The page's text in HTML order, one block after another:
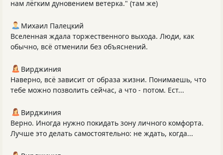
нам лёгким дуновением ветерка." (там же)
Михаил Палецкий
Вселенная ждала торжественного выхода. Люди, как
обычно, всё отменили без объяснений.
Вирджиния
Наверно, всё зависит от образа жизни. Понимаешь, что
тебе можно позволить сейчас, а что - потом. Ест...
Вирджиния
Верно. Иногда нужно покидать зону личного комфорта.
Лучше это делать самостоятельно: не ждать, когда...